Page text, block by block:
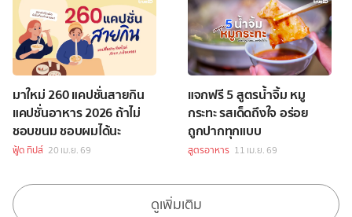
มาใหม่ 260 แคปชั่นสายกิน
แคปชั่นอาหาร 2026 ถ้าไม่
ชอบขนม ชอบผมได้นะ
ฟู้ด ทิปส์ 20 เม.ย. 69
แจกฟรี 5 สูตรน้ำจิ้ม หมู
กระทะ รสเด็ดถึงใจ อร่อย
ถูกปากทุกแบบ
สูตรอาหาร 11 เม.ย. 69
ดูเพิ่มเติม